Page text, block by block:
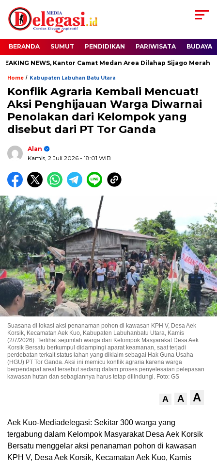
BERANDA SUMUT PENDIDIKAN PARIWISATA BUDAYA
NEWS, Kantor Camat Medan Area Dilahap Sijago Merah
Home / Kabupaten Labuhan Batu Utara
Konflik Agraria Kembali Mencuat!
Aksi Penghijauan Warga Diwarnai
Penolakan dari Kelompok yang
disebut dari PT Tor Ganda
Alan
Kamis, 2 Juli 2026 - 18:01 WIB
Suasana di lokasi aksi penanaman pohon di kawasan KPH V, Desa Aek
Korsik, Kecamatan Aek Kuo, Kabupaten Labuhanbatu Utara, Kamis
(2/7/2026). Terlihat sejumlah warga dari Kelompok Masyarakat Desa Aek
Korsik Bersatu berkumpul didampingi aparat keamanan, saat terjadi
perdebatan terkait status lahan yang diklaim sebagai Hak Guna Usaha
(HGU) PT Tor Ganda. Aksi ini memicu konflik agraria karena warga
berpendapat areal tersebut sedang dalam proses penyelesaian pelepasan
kawasan hutan dan sebagiannya harus tetap dilindungi. Foto: GS
A A A
Aek Kuo-Mediadelegasi: Sekitar 300 warga yang
tergabung dalam Kelompok Masyarakat Desa Aek Korsik
Bersatu menggelar aksi penanaman pohon di kawasan
KPH V, Desa Aek Korsik, Kecamatan Aek Kuo, Kamis